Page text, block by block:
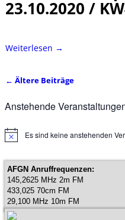
23.10.2020 /
Weiterlesen →
← Ältere Beiträge
Anstehende
H
n
w
e
s
Es sind keine anstehenden
AFGN Anruffrequenzen:
145,2625 MHz 2m FM
433,025 70cm FM
29,100 MHz 10m FM